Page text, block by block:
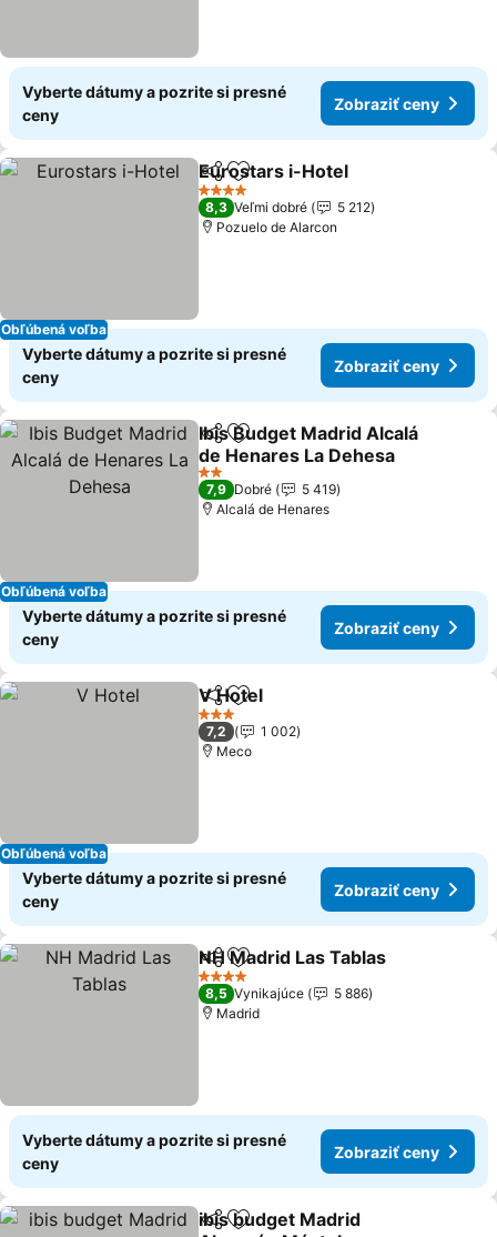
Vyberte dátumy a pozrite si presné
ceny
Zobraziť ceny
Obľúbená voľba
ZdieľaťPridať do obľúbených
Eurostars i-Hotel
4 Počet hviezdičiek
8,3 Veľmi dobré
5 212
Pozuelo de Alarcon
Vyberte dátumy a pozrite si presné
ceny
Zobraziť ceny
Obľúbená voľba
ZdieľaťPridať do obľúbených
Ibis Budget Madrid Alcalá
de Henares La Dehesa
2 Počet hviezdičiek
7,9 Dobré
5 419
Alcalá de Henares
Vyberte dátumy a pozrite si presné
ceny
Zobraziť ceny
Obľúbená voľba
ZdieľaťPridať do obľúbených
V Hotel
3 Počet hviezdičiek
7,2
1 002
Meco
Vyberte dátumy a pozrite si presné
ceny
Zobraziť ceny
ZdieľaťPridať do obľúbených
NH Madrid Las Tablas
4 Počet hviezdičiek
8,5 Vynikajúce
5 886
Madrid
Vyberte dátumy a pozrite si presné
ceny
Zobraziť ceny
ZdieľaťPridať do obľúbených
ibis budget Madrid